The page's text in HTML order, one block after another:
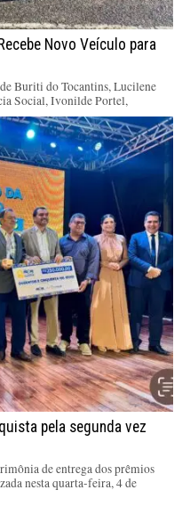
Novo Veículo para
Buriti do Tocantins, Lucilene
Social, Ivonilde Portel,
pela segunda vez
de entrega dos prêmios
nesta quarta-feira, 4 de